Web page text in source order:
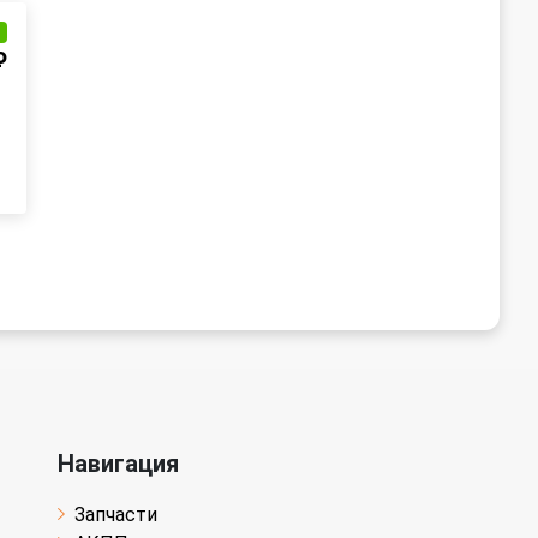
Навигация
Запчасти